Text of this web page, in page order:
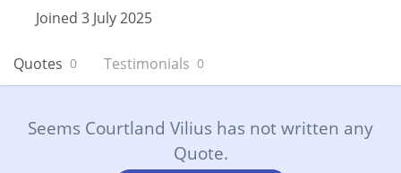
Joined 3 July 2025
Quotes 0 Testimonials 0
Seems Courtland Vilius has not written any
Quote.